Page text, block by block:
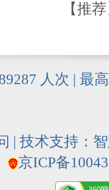
【推荐
人次 | 最
| 技术支持：
京ICP备